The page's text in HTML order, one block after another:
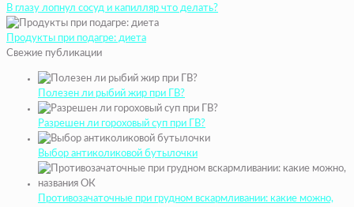
В глазу лопнул сосуд и капилляр что делать?
Продукты при подагре: диета
Свежие публикации
Полезен ли рыбий жир при ГВ?
Разрешен ли гороховый суп при ГВ?
Выбор антиколиковой бутылочки
Противозачаточные при грудном вскармливании: какие можно,